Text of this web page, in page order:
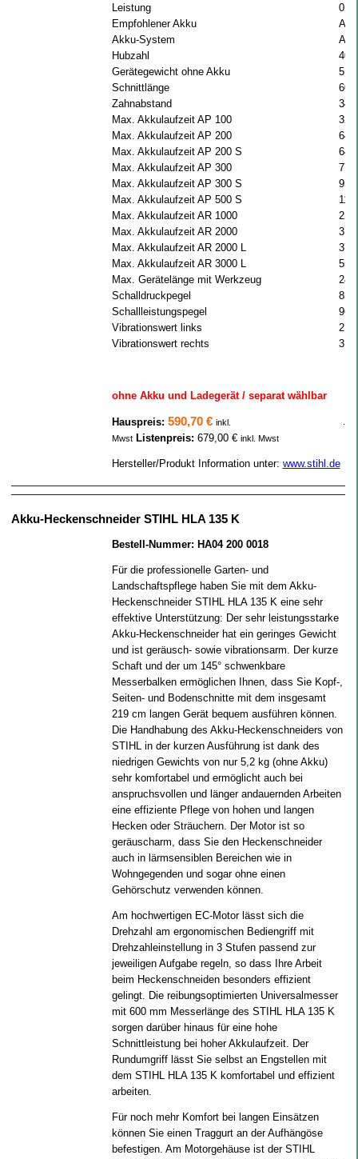
Leistung
Empfohlener Akku
AP
Akku-System
AP
Hubzahl
Gerätegewicht ohne Akku
5.4
Schnittlänge
60
Zahnabstand
34
Max. Akkulaufzeit AP 100
32
Max. Akkulaufzeit AP 200
64
Max. Akkulaufzeit AP 200 S
64
Max. Akkulaufzeit AP 300
77
Max. Akkulaufzeit AP 300 S
95
Max. Akkulaufzeit AP 500 S
114
Max. Akkulaufzeit AR 1000
215
Max. Akkulaufzeit AR 2000
310
Max. Akkulaufzeit AR 2000 L
370
Max. Akkulaufzeit AR 3000 L
555
Max. Gerätelänge mit Werkzeug
Schalldruckpegel
85
Schallleistungspegel
96
Vibrationswert links
2.5
Vibrationswert rechts
3.3
ohne Akku und Ladegerät / separat wählbar
Hauspreis: 590,70 € inkl.
Mwst Listenpreis: 679,00 € inkl. Mwst
Hersteller/Produkt Information unter: www.stihl.de
Akku-Heckenschneider STIHL HLA 135 K
Bestell-Nummer: HA04 200 0018
Für die professionelle Garten- und
Landschaftspflege haben Sie mit dem Akku-
Heckenschneider STIHL HLA 135 K eine sehr
effektive Unterstützung: Der sehr leistungsstarke
Akku-Heckenschneider hat ein geringes Gewicht
und ist geräusch- sowie vibrationsarm. Der kurze
Schaft und der um 145° schwenkbare
Messerbalken ermöglichen Ihnen, dass Sie Kopf-,
Seiten- und Bodenschnitte mit dem insgesamt
219 cm langen Gerät bequem ausführen können.
Die Handhabung des Akku-Heckenschneiders von
STIHL in der kurzen Ausführung ist dank des
niedrigen Gewichts von nur 5,2 kg (ohne Akku)
sehr komfortabel und ermöglicht auch bei
anspruchsvollen und länger andauernden Arbeiten
eine effiziente Pflege von hohen und langen
Hecken oder Sträuchern. Der Motor ist so
geräuscharm, dass Sie den Heckenschneider
auch in lärmsensiblen Bereichen wie in
Wohngegenden und sogar ohne einen
Gehörschutz verwenden können.
Am hochwertigen EC-Motor lässt sich die
Drehzahl am ergonomischen Bediengriff mit
Drehzahleinstellung in 3 Stufen passend zur
jeweiligen Aufgabe regeln, so dass Ihre Arbeit
beim Heckenschneiden besonders effizient
gelingt. Die reibungsoptimierten Universalmesser
mit 600 mm Messerlänge des STIHL HLA 135 K
sorgen darüber hinaus für eine hohe
Schnittleistung bei hoher Akkulaufzeit. Der
Rundumgriff lässt Sie selbst an Engstellen mit
dem STIHL HLA 135 K komfortabel und effizient
arbeiten.
Für noch mehr Komfort bei langen Einsätzen
können Sie einen Traggurt an der Aufhängöse
befestigen. Am Motorgehäuse ist der STIHL